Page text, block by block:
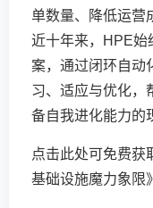
单数量、降低运营
近十年来，HPE始
案，通过闭环自动
习、适应与优化，
备自我进化能力的
点击此处可免费获
基础设施魔力象限